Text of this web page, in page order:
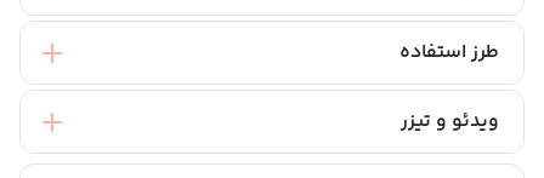
طرز استفاده
ویدئو و تیزر